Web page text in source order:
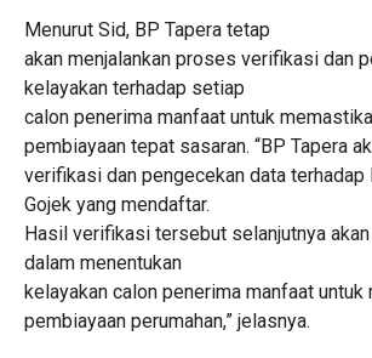
Menurut Sid, BP Tapera tetap
akan menjalankan proses verifikasi dan
kelayakan terhadap setiap
calon penerima manfaat untuk
pembiayaan tepat sasaran. “BP Tapera
verifikasi dan pengecekan data terhadap
Gojek yang mendaftar.
Hasil verifikasi tersebut selanjutnya
dalam menentukan
kelayakan calon penerima manfaat
pembiayaan perumahan,” jelasnya.